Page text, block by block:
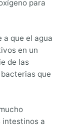
para
a que el agua
en un
de las
que
intestinos a